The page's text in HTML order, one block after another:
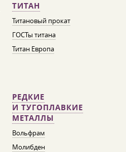
ТИТАН
Титановый прокат
ГОСТы титана
Титан Европа
РЕДКИЕ
И ТУГОПЛАВКИЕ
МЕТАЛЛЫ
Вольфрам
Молибден